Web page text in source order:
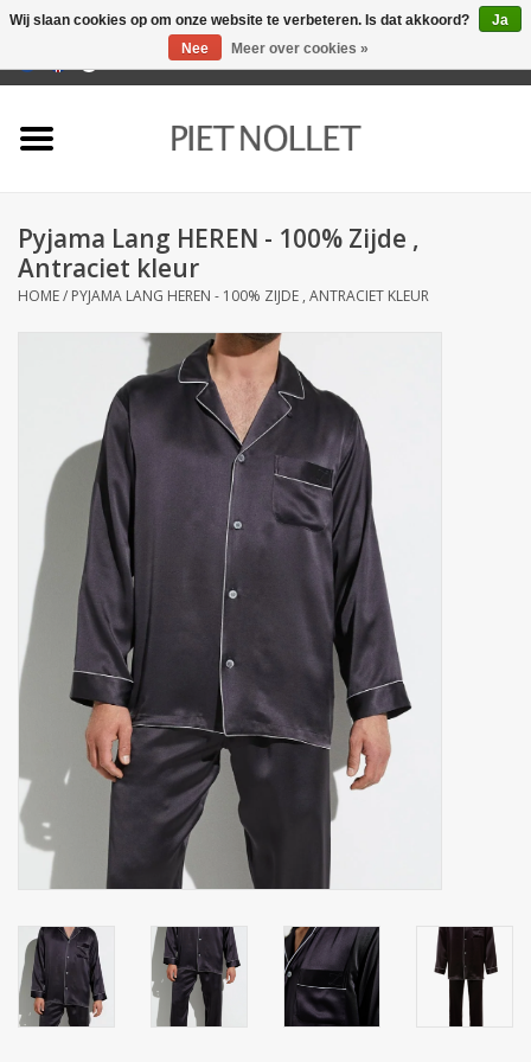
Badlinnen
Keukenlinnen
Sokken
Zakdoeken
Pullover
Huis en nacht kledij ( HEREN
Bag - tas
Kledij
Stof per meter
GESCHENK ARTIKELEN
Pyjama Lang HEREN - 100% Zijde ,
Antraciet kleur
HOME/ PYJAMA LANG HEREN - 100% ZIJDE , ANTRACIET KLEUR
Wij slaan cookies op om onze website te verbeteren. Is dat akkoord?
Ja
Nee
Meer over cookies »